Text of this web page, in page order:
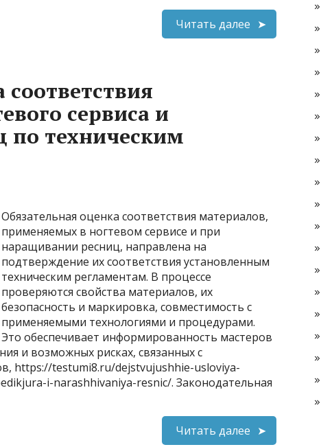
Читать далее
сервиса и
по техническим
Обязательная оценка соответствия материалов,
применяемых в ногтевом сервисе и при
наращивании ресниц, направлена на
подтверждение их соответствия установленным
техническим регламентам. В процессе
проверяются свойства материалов, их
безопасность и маркировка, совместимость с
применяемыми технологиями и процедурами.
Это обеспечивает информированность мастеров
и возможных рисках, связанных с
https://testumi8.ru/dejstvujushhie-usloviya-
i-narashhivaniya-resnic/. Законодательная
Читать далее